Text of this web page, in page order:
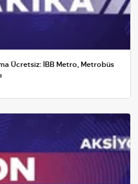
Ücretsiz: İBB Metro, Metrobüs